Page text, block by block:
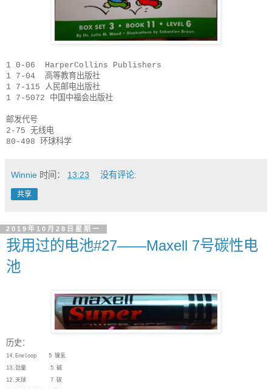
1 0-06 HarperCollins Publishers
1 7-04 高等教育出版社
1 7-115 人民邮电出版社
1 7-5072 中国中福会出版社
邮发代号
2-75 无线电
80-498 环球科学
Winnie 时间： 13:23 没有评论:
共享
2019年10月28日星期一
我用过的电池#27——Maxell 7号碳性电
池
历史：
14.Eneloop 5 镍氢
13.劲量 5 碱
12.天球 7 碳